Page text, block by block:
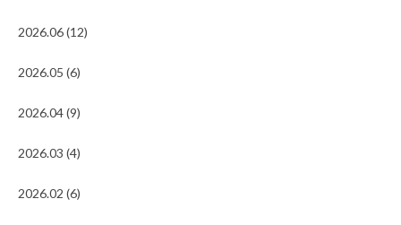
2026.06 (12)
2026.05 (6)
2026.04 (9)
2026.03 (4)
2026.02 (6)